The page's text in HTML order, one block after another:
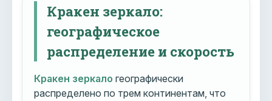
Кракен зеркало:
географическое
распределение и скорость
Кракен зеркало географически
распределено по трем континентам, что